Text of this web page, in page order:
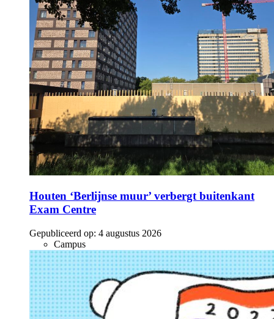
Houten ‘Berlijnse muur’ verbergt buitenkant
Exam Centre
Gepubliceerd op: 4 augustus 2026
Campus